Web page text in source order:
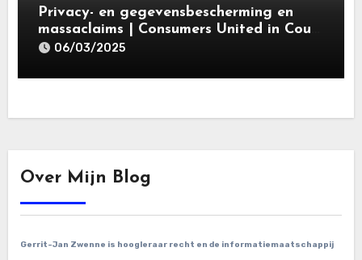
Privacy- en gegevensbescherming en
massaclaims | Consumers United in Court
(‘CUIC’) | Volkshotel A’dam 6 maart
06/03/2025
Over Mijn Blog
Gerrit-Jan Zwenne is hoogleraar recht en de informatiemaatschappij